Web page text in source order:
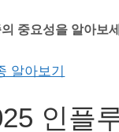
중요성을 알아보
알아보기
인플